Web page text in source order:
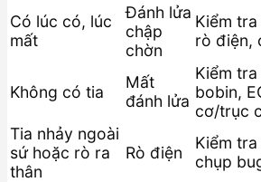
Có lúc có, lúc
mất
Đánh lửa
chập
chờn
Kiểm
rò điện,
Không có tia
Mất
đánh lửa
Kiểm
bobin,
cơ/trục
Tia nhảy ngoài
sứ hoặc rò ra
thân
Rò điện
Kiểm
chụp